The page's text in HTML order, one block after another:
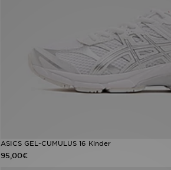
ASICS GEL-CUMULUS 16 Kinder
95,00€